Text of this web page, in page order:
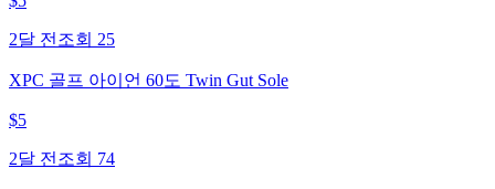
2달 전 조회 25
XPC 골프 아이언 60도 Twin Gut Sole
$5
2달 전 조회 74